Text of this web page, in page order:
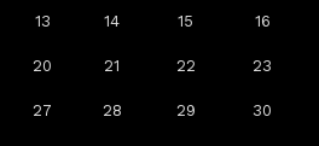
13 14 15 16
20 21 22 23
27 28 29 30